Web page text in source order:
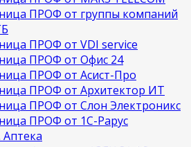
ПРОФ от группы компаний
ПРОФ от VDI service
ПРОФ от Офис 24
ПРОФ от Асист-Про
ПРОФ от Архитектор ИТ
ПРОФ от Слон Электроникс
ПРОФ от 1С-Рарус
Аптека